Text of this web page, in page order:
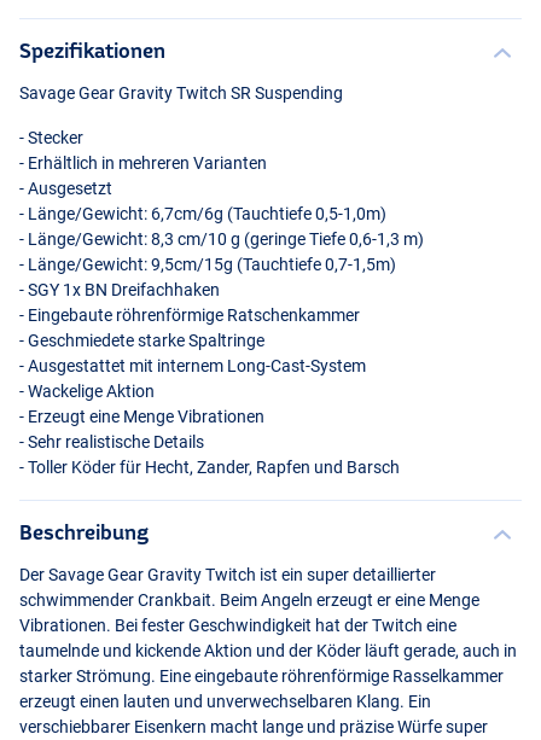
Spezifikationen
Savage Gear Gravity Twitch SR Suspending
- Stecker
- Erhältlich in mehreren Varianten
- Ausgesetzt
- Länge/Gewicht: 6,7cm/6g (Tauchtiefe 0,5-1,0m)
- Länge/Gewicht: 8,3 cm/10 g (geringe Tiefe 0,6-1,3 m)
- Länge/Gewicht: 9,5cm/15g (Tauchtiefe 0,7-1,5m)
-SGY 1x BN Dreifachhaken
- Eingebaute röhrenförmige Ratschenkammer
- Geschmiedete starke Spaltringe
- Ausgestattet mit internem Long-Cast-System
- Wackelige Aktion
- Erzeugt eine Menge Vibrationen
- Sehr realistische Details
- Toller Köder für Hecht, Zander, Rapfen und Barsch
Beschreibung
Der Savage Gear Gravity Twitch ist ein super detaillierter
schwimmender Crankbait. Beim Angeln erzeugt er eine Menge
Vibrationen. Bei fester Geschwindigkeit hat der Twitch eine
taumelnde und kickende Aktion und der Köder läuft gerade, auch in
starker Strömung. Eine eingebaute röhrenförmige Rasselkammer
erzeugt einen lauten und unverwechselbaren Klang. Ein
verschiebbarer Eisenkern macht lange und präzise Würfe super